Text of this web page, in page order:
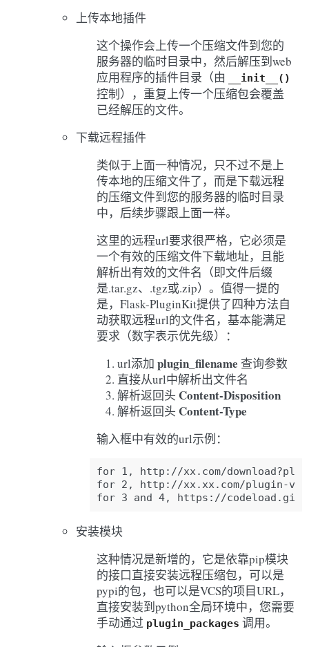
上传本地插件
这个操作会上传一个压缩文件到您的
服务器的临时目录中，然后解压到web
应用程序的插件目录（由
__init__()
控制），重复上传一个压缩包会覆盖
已经解压的文件。
下载远程插件
类似于上面一种情况，只不过不是上
传本地的压缩文件了，而是下载远程
的压缩文件到您的服务器的临时目录
中，后续步骤跟上面一样。
这里的远程url要求很严格，它必须是
一个有效的压缩文件下载地址，且能
解析出有效的文件名（即文件后缀
是.tar.gz、.tgz或.zip）。值得一提的
是，Flask-PluginKit提供了四种方法自
动获取远程url的文件名，基本能满足
要求（数字表示优先级）：
url添加 plugin_filename 查询参数
直接从url中解析出文件名
解析返回头 Content-Disposition
解析返回头 Content-Type
输入框中有效的url示例：
for 1, http://xx.com/
for 2, http://xx.xx.com/plugin-
安装模块
这种情况是新增的，它是依靠pip模块
的接口直接安装远程压缩包，可以是
pypi的包，也可以是VCS的项目URL，
直接安装到python全局环境中，您需要
手动通过 plugin_packages 调用。